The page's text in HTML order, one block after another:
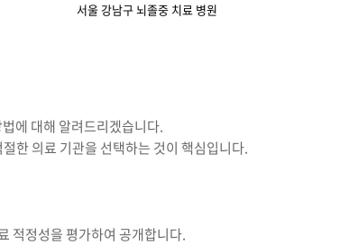
서울 강남구 뇌졸중 치료 병원
에 대해 알려드리겠습니다.
한 의료 기관을 선택하는 것이 핵심입니다.
적정성을 평가하여 공개합니다.